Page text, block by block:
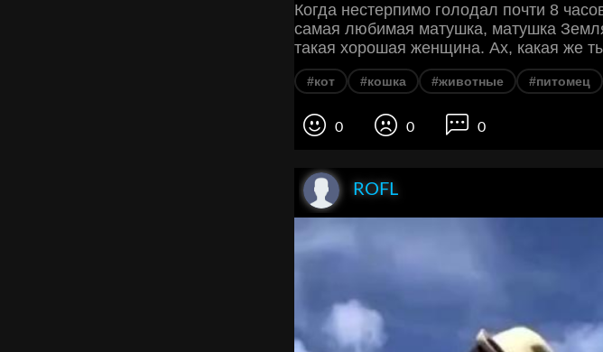
Когда нестерпимо голодал почти 8
самая любимая матушка, матушка
такая хорошая женщина. Ах, какая же
#кот #кошка #животные #питомец
0 0 0
ROFL